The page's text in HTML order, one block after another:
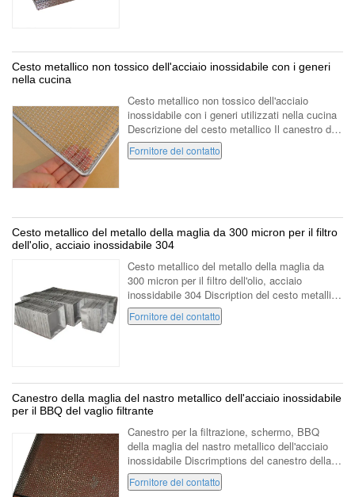
Cesto metallico non tossico dell'acciaio inossidabile con i generi
nella cucina
Cesto metallico non tossico dell'acciaio
inossidabile con i generi utilizzati nella cucina
Descrizione del cesto metallico Il canestro del
cesto metallico facendo uso del cavo standard
nazionale di alta qualit...
Fornitore del contatto
Cesto metallico del metallo della maglia da 300 micron per il filtro
dell'olio, acciaio inossidabile 304
Cesto metallico del metallo della maglia da
300 micron per il filtro dell'olio, acciaio
inossidabile 304 Discription del cesto metallico
dell'acciaio inossidabile: materiale acciaio
inossidabile 304.201 ...
Fornitore del contatto
Canestro della maglia del nastro metallico dell'acciaio inossidabile
per il BBQ del vaglio filtrante
Canestro per la filtrazione, schermo, BBQ
della maglia del nastro metallico dell'acciaio
inossidabile Discrimptions del canestro della
rete metallica: materiale 316 acciaio
inossidabile, grado dell'oceano ...
Fornitore del contatto